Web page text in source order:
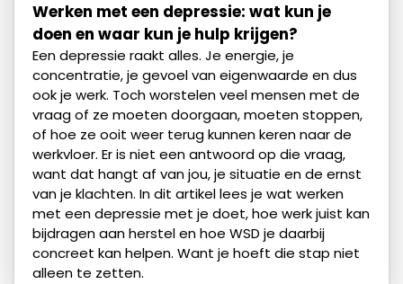
Werken met een depressie: wat kun je
doen en waar kun je hulp krijgen?
Een depressie raakt alles. Je energie, je
concentratie, je gevoel van eigenwaarde en dus
ook je werk. Toch worstelen veel mensen met de
vraag of ze moeten doorgaan, moeten stoppen,
of hoe ze ooit weer terug kunnen keren naar de
werkvloer. Er is niet een antwoord op die vraag,
want dat hangt af van jou, je situatie en de ernst
van je klachten. In dit artikel lees je wat werken
met een depressie met je doet, hoe werk juist kan
bijdragen aan herstel en hoe WSD je daarbij
concreet kan helpen. Want je hoeft die stap niet
alleen te zetten.